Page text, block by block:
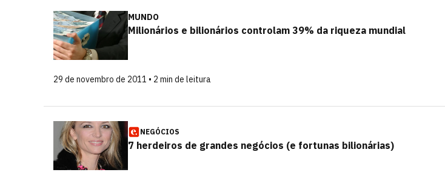
MUNDO
Milionários e bilionários controlam 39% da riqueza mundial
29 de novembro de 2011 • 2 min de leitura
NEGÓCIOS
7 herdeiros de grandes negócios (e fortunas bilionárias)